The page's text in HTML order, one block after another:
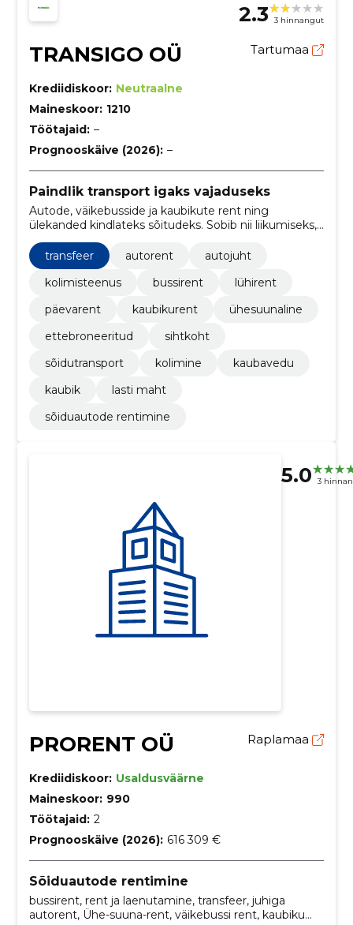
2.3 3 hinnangut
TRANSIGO OÜ Tartumaa
Krediidiskoor: Neutraalne
Maineskoor: 1210
Töötajaid: –
Prognooskäive (2026): –
Paindlik transport igaks vajaduseks
Autode, väikebusside ja kaubikute rent ning
ülekanded kindlateks sõitudeks. Sobib nii liikumiseks,
tööks kui ka kolimiseks.
transfeer
autorent
autojuht
kolimisteenus
bussirent
lühirent
päevarent
kaubikurent
ühesuunaline
ettebroneeritud
sihtkoht
sõidutransport
kolimine
kaubavedu
kaubik
lasti maht
sõiduautode rentimine
5.0 3
PRORENT OÜ Raplamaa
Krediidiskoor: Usaldusväärne
Maineskoor: 990
Töötajaid: 2
Prognooskäive (2026): 616 309 €
Sõiduautode rentimine
bussirent, rent ja laenutamine, transfeer, juhiga
autorent, Ühe-suuna-rent, väikebussi rent, kaubiku